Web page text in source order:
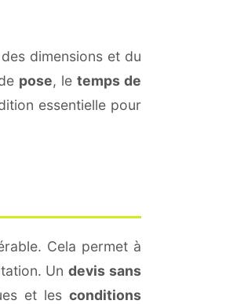
dimensions et du
pose, le temps de
essentielle pour
Cela permet à
Undevis sans
et les conditions